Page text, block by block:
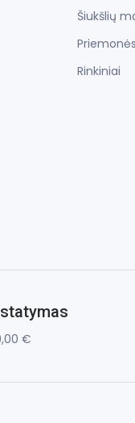
Šiukšlių
Rinkiniai
€